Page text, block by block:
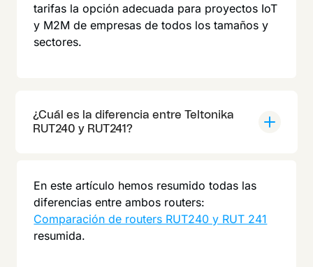
tarifas la opción adecuada para proyectos IoT
y M2M de empresas de todos los tamaños y
sectores.
¿Cuál es la diferencia entre Teltonika
RUT240 y RUT241?
En este artículo hemos resumido todas las
diferencias entre ambos routers:
Comparación de routers RUT240 y RUT 241
resumida.